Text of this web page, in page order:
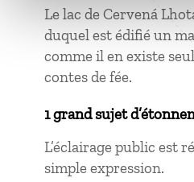
Le lac de Cervená
duquel est édifié un
comme il en existe
contes de fée.
1 grand sujet
L’éclairage public est
simple expression.